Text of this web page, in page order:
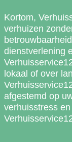
Kortom,
verhuizen
dienstverlening
lokaal of over
afgestemd op
verhuisstress